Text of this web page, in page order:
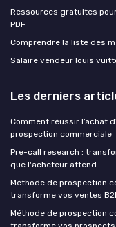
Ressources gratuites
PDF
Comprendre la liste des
Salaire vendeur louis
Les derniers
Comment réussir l’achat
prospection commerciale
Pre-call research :
que l'acheteur attend
Méthode de prospection
transforme vos ventes
Méthode de prospection